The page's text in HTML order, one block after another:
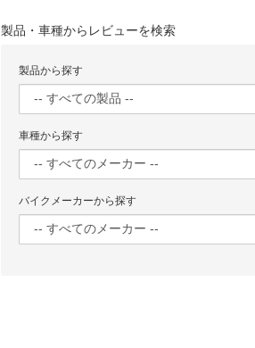
製品・車種からレビューを検索
製品から探す
車種から探す
バイクメーカーから探す